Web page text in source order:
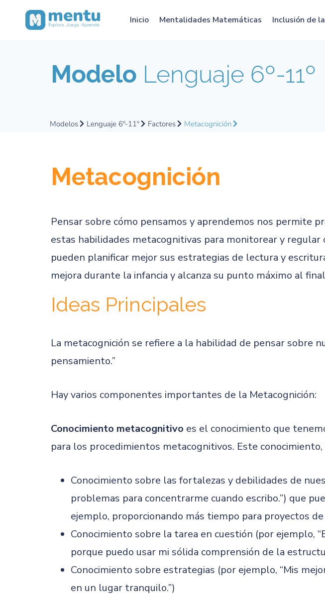
Inicio Mentalidades Matemáticas Inclusión de
Modelo Lenguaje 6º-11º
Modelos Lenguaje 6º-11º Factores Metacognición
Metacognición
Pensar sobre cómo pensamos y aprendemos nos permite
estas habilidades metacognitivas para monitorear y
pueden planificar mejor sus estrategias de lectura y
mejora durante la infancia y alcanza su punto máximo al
Ideas Principales
La metacognición se refiere a la habilidad de pensar sobre
pensamiento.”
Hay varios componentes importantes de la Metacognición:
Conocimiento metacognitivo es el conocimiento que
para los procedimientos metacognitivos. Este
Conocimiento sobre las fortalezas y debilidades de
problemas para concentrarme cuando escribo.”) que
ejemplo, proporcionando más tiempo para proyectos
Conocimiento sobre la tarea en cuestión (por ejemplo,
porque puedo usar mi sólida comprensión de la
Conocimiento sobre estrategias (por ejemplo, “Mis
en un lugar tranquilo.”)